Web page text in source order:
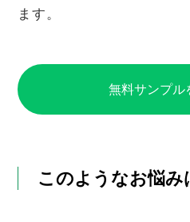
ます。
無料サンプル
このようなお悩み